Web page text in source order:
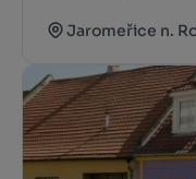
Jaromeřice n.